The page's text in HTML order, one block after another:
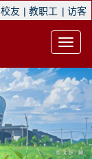
校友 | 教职工 | 访客